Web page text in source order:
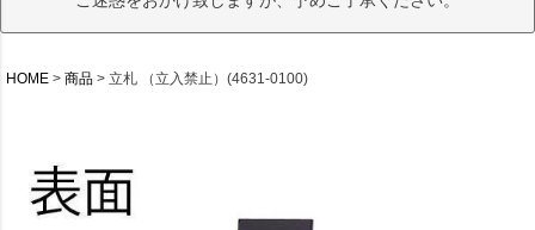
HOME 商品 立札 （立入禁止）(4631-0100)